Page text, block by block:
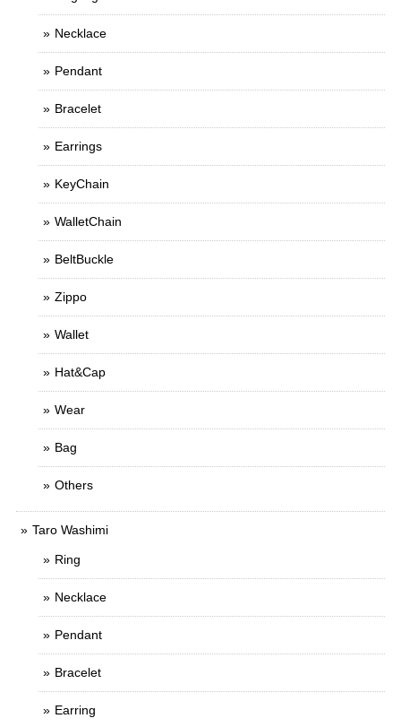
Necklace
Pendant
Bracelet
Earrings
KeyChain
WalletChain
BeltBuckle
Zippo
Wallet
Hat&Cap
Wear
Bag
Others
Taro Washimi
Ring
Necklace
Pendant
Bracelet
Earring